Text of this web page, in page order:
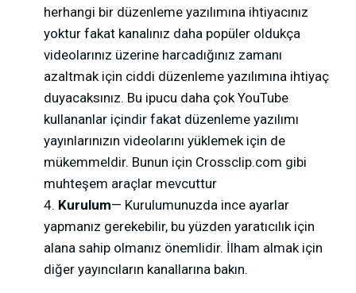
herhangi bir düzenleme yazılımına ihtiyacınız
yoktur fakat kanalınız daha popüler oldukça
videolarınız üzerine harcadığınız zamanı
azaltmak için ciddi düzenleme yazılımına ihtiyaç
duyacaksınız. Bu ipucu daha çok YouTube
kullananlar içindir fakat düzenleme yazılımı
yayınlarınızın videolarını yüklemek için de
mükemmeldir. Bunun için Crossclip.com gibi
muhteşem araçlar mevcuttur
Kurulum— Kurulumunuzda ince ayarlar
yapmanız gerekebilir, bu yüzden yaratıcılık için
alana sahip olmanız önemlidir. İlham almak için
diğer yayıncıların kanallarına bakın.